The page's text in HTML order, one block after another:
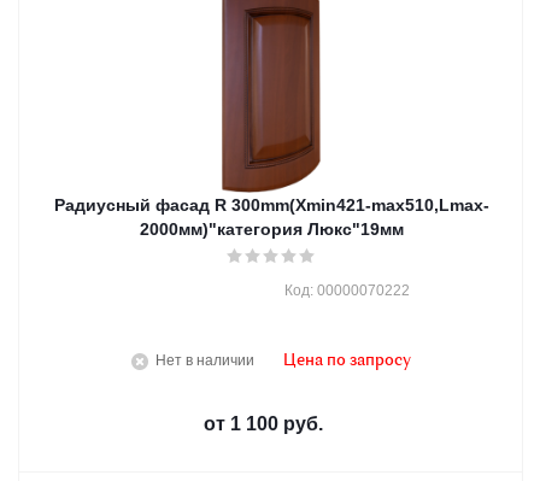
Радиусный фасад R 300mm(Хmin421-max510,Lmax-
2000мм)"категория Люкс"19мм
Нет в наличии
Код: 00000070222
Цена по запросу
от 1 100 руб.